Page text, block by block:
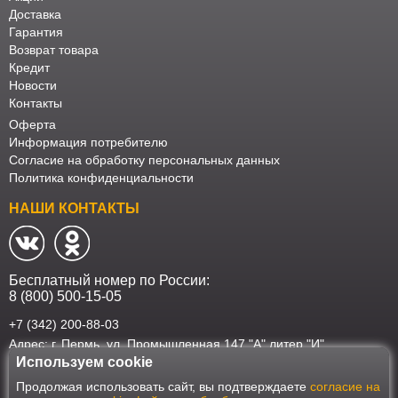
мебель
Столы
под
компьютер
Мебель
для
ванной
Мебель
трансформер
Матрасы
Кресла-
из
ротанга
Садовая
мебель
Косметологическое
оборудование
Доставка
Гарантия
Возврат товара
Кредит
Новости
Контакты
Оферта
Информация потребителю
Согласие на обработку персональных данных
Политика конфиденциальности
НАШИ КОНТАКТЫ
Бесплатный номер по России:
8 (800) 500-15-05
+7 (342) 200-88-03
Адрес: г. Пермь, ул. Промышленная 147 "А" литер "И"
Наш интернет-магазин работает в соответствии с требованиями
Федерального закона от 27 июля 2006 года №152-ФЗ "О персональных
Используем cookie
Продолжая использовать сайт, вы подтверждаете согласие на